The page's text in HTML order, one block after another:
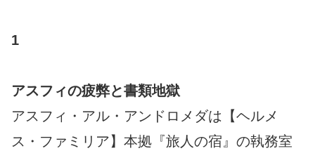
1
アスフィの疲弊と書類地獄
アスフィ・アル・アンドロメダは【ヘルメ
ス・ファミリア】本拠『旅人の宿』の執務室